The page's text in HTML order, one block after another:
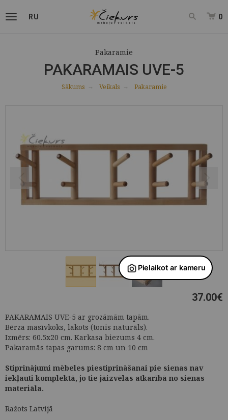
RU 0
Pakaramie
PAKARAMAIS UVE-5
Sākums Veikals Pakaramie
37.00€
PAKARAMAIS UVE-5 ar grozāmām tapām.
Bērza masīvkoks, lakots (tonis naturāls).
Izmērs: 60.5x20 cm. Karkasa biezums 4 cm.
Pakaramās tapas garums: 8 cm un 10 cm
Stiprinājumi mēbeles piestiprināšanai pie sienas nav
iekļauti komplektā, jo tie jāizvēlas atkarībā no sienas
materiāla.
Ražots Latvijā